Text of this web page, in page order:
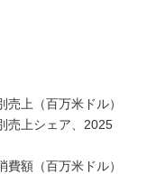
売上（百万米ドル）
売上シェア、2025
費額（百万米ドル）